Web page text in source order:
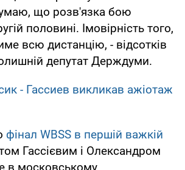
що розв'язка бою
половині. Імовірність того,
всю дистанцію, - відсотків
депутат Держдуми.
- Гассиев викликав ажіотаж
фінал WBSS в першій важкій
Гассiєвим і Олександром
в московському